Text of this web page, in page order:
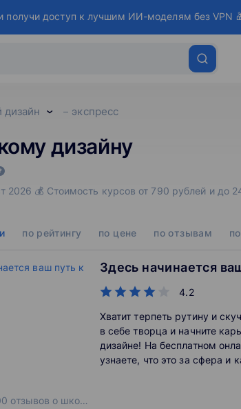
получи доступ к лучшим ИИ-моделям без VPN
дизайн экспресс
дизайну
💰 Стоимость курсов от 790 рублей и до
по рейтингу по цене по отзывам
отзывов о школе
Здесь начинается
4.2
Хватит терпеть рутину и
в себе творца и начните
дизайне! На бесплатном
узнаете, что это за сфера и